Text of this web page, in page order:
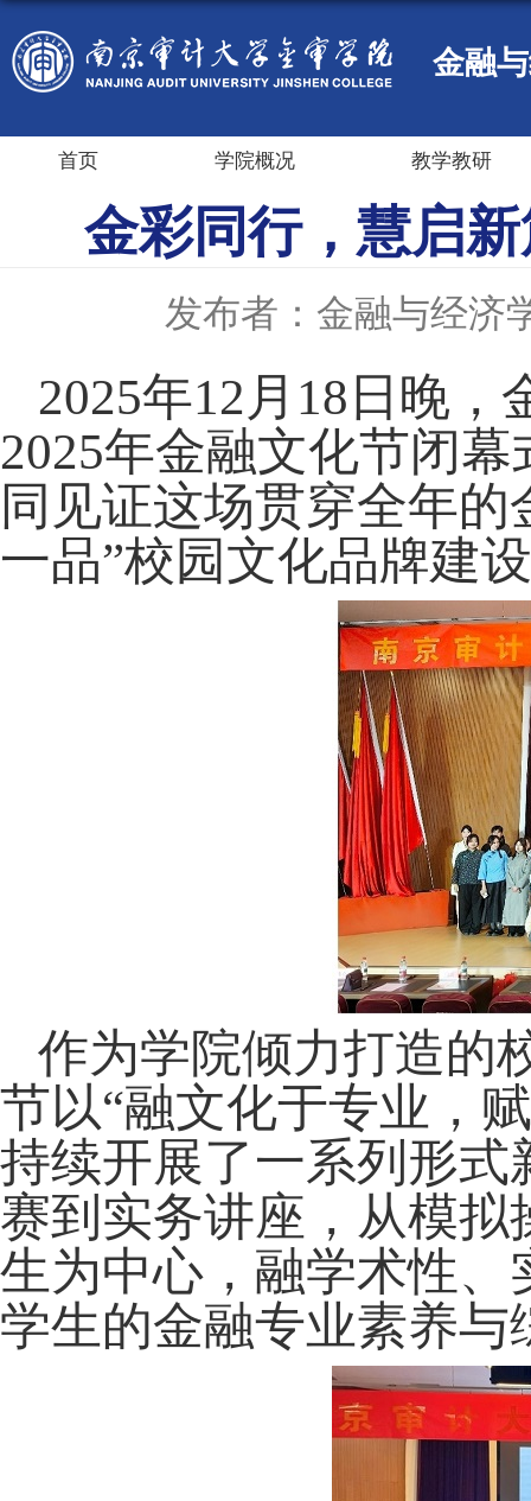
金融
首页 学院概况 教学教研
金彩同行，慧启
发布者：金融与经济
2025年12月18日晚
2025年金融文化节闭
同见证这场贯穿全年
一品”校园文化品牌建
作为学院倾力打造的
节以“融文化于专业，
持续开展了一系列形
赛到实务讲座，从模
生为中心，融学术性
学生的金融专业素养与